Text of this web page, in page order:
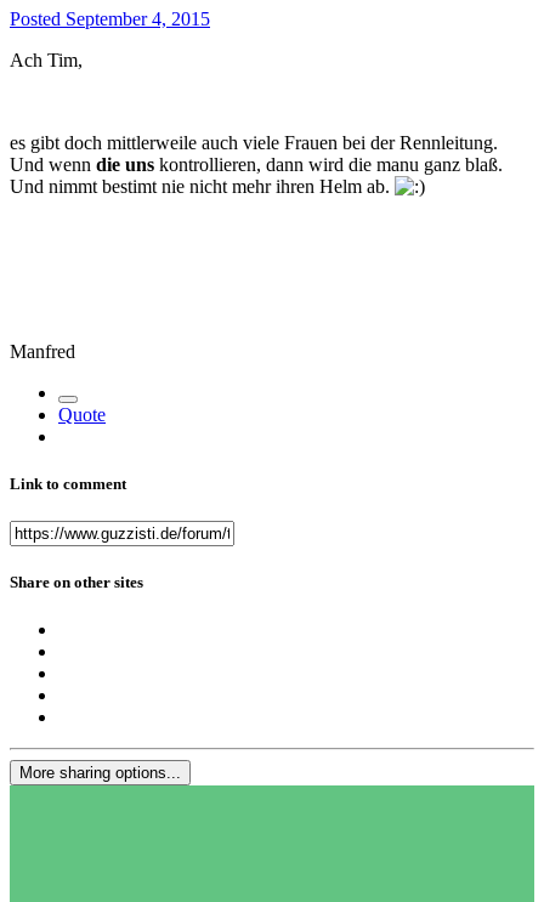
Posted September 4, 2015
Ach Tim,
es gibt doch mittlerweile auch viele Frauen bei der Rennleitung.
Und wenn die uns kontrollieren, dann wird die manu ganz blaß.
Und nimmt bestimt nie nicht mehr ihren Helm ab.
Manfred
Quote
Link to comment
Share on other sites
More sharing options...